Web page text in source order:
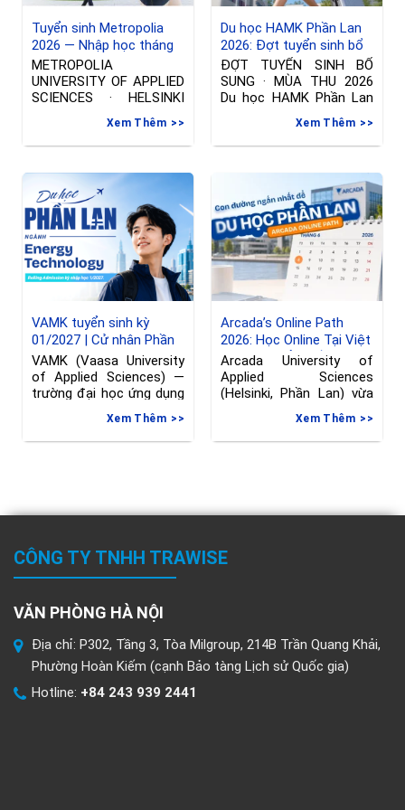
Tuyển sinh Metropolia
2026 — Nhập học tháng
01/2027 tại Phần Lan
METROPOLIA
UNIVERSITY OF APPLIED
SCIENCES · HELSINKI
Đợt tuyển sinh riêng —
Nhập học thángXem Thêm
Du học HAMK Phần Lan
2026: Đợt tuyển sinh bổ
sung ngành International
Business & Công nghệ
thông tin
ĐỢT TUYỂN SINH BỔ
SUNG · MÙA THU 2026
Du học HAMK Phần Lan
Xem Thêm
VAMK tuyển sinh kỳ
01/2027 | Cử nhân Phần
Lan ngành Kỹ thuật
VAMK (Vaasa University
of Applied Sciences) —
trường đại học ứng dụng
Xem Thêm
Arcada’s Online Path
2026: Học Online Tại Việt
Nam, Chuyển Tiếp Sang
Phần Lan, hạn đăng ký
đến 08/06/2026
Arcada University of
Applied Sciences
(Helsinki, Phần Lan) vừa
gia hạn deadline nộp đơn
Xem Thêm
CÔNG TY TNHH TRAWISE
VĂN PHÒNG HÀ NỘI
Địa chỉ: P302, Tầng 3, Tòa Milgroup, 214B Trần Quang Khải,
Phường Hoàn Kiếm (cạnh Bảo tàng Lịch sử Quốc gia)
Hotline: +84 243 939 2441